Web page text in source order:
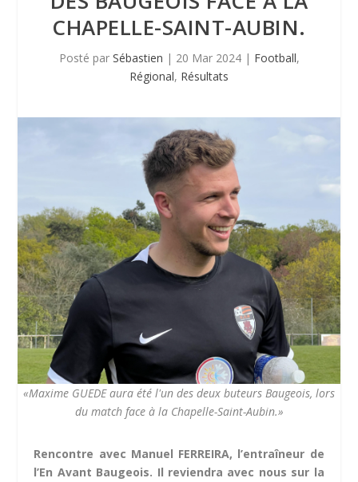
CHAPELLE-SAINT-AUBIN.
Posté par Sébastien | 20 Mar 2024| Football,
Régional, Résultats
«Maxime GUEDE aura été l'un des deux buteurs Baugeois, lors
du match face à la Chapelle-Saint-Aubin.»
Rencontre avec Manuel FERREIRA, l’entraîneur de
l’En Avant Baugeois. Il reviendra avec nous sur la